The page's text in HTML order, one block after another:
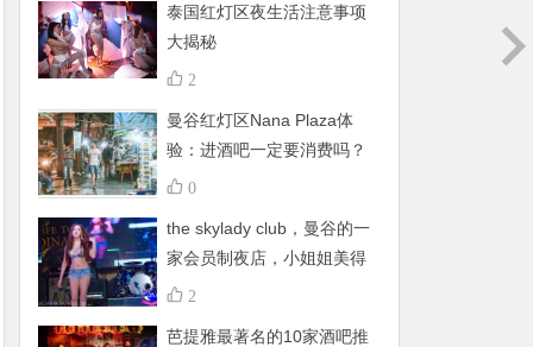
泰国红灯区夜生活注意事项
大揭秘
2
曼谷红灯区Nana Plaza体
验：进酒吧一定要消费吗？
有什么禁忌呢？
0
the skylady club，曼谷的一
家会员制夜店，小姐姐美得
不得了，组团更嗨
2
芭提雅最著名的10家酒吧推